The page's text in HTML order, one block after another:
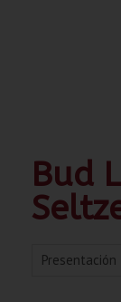
Bud
Presentación